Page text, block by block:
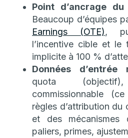
Point d’ancrage
Beaucoup d’équipes
Earnings (OTE),
l’incentive cible et le
implicite à 100 %
Données d’entrée
quota
commissionnable
règles d’attribution
et des mécanismes
paliers, primes,